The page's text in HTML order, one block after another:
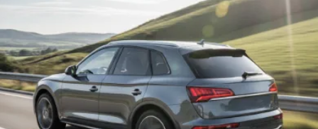
Daewoo
Daihatsu
Dodge
Dongfeng